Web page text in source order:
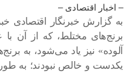
– اخبار اقتصادی –
به گزارش خبرنگار اقتصادی
برنج‌های مختلط، که از آن با
آلوده» نیز یاد می‌شود، به